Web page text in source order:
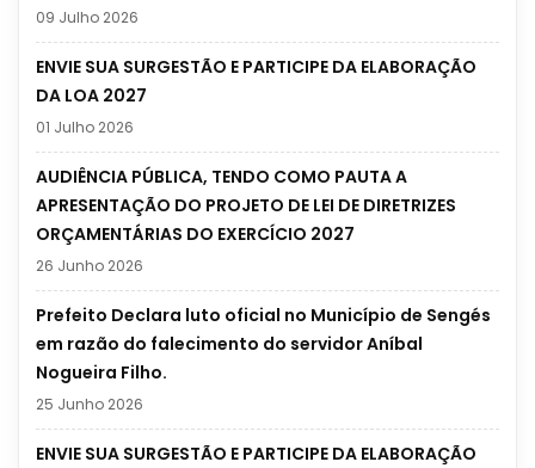
09 Julho 2026
ENVIE SUA SURGESTÃO E PARTICIPE DA ELABORAÇÃO
DA LOA 2027
01 Julho 2026
AUDIÊNCIA PÚBLICA, TENDO COMO PAUTA A
APRESENTAÇÃO DO PROJETO DE LEI DE DIRETRIZES
ORÇAMENTÁRIAS DO EXERCÍCIO 2027
26 Junho 2026
Prefeito Declara luto oficial no Município de Sengés
em razão do falecimento do servidor Aníbal
Nogueira Filho.
25 Junho 2026
ENVIE SUA SURGESTÃO E PARTICIPE DA ELABORAÇÃO